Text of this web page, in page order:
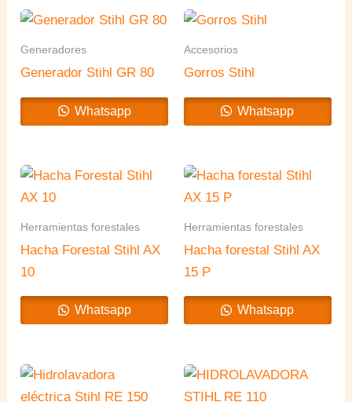
Generadores
Generador Stihl GR 80
Whatsapp
Accesorios
Gorros Stihl
Whatsapp
Herramientas forestales
Hacha Forestal Stihl AX
10
Whatsapp
Herramientas forestales
Hacha forestal Stihl AX
15 P
Whatsapp